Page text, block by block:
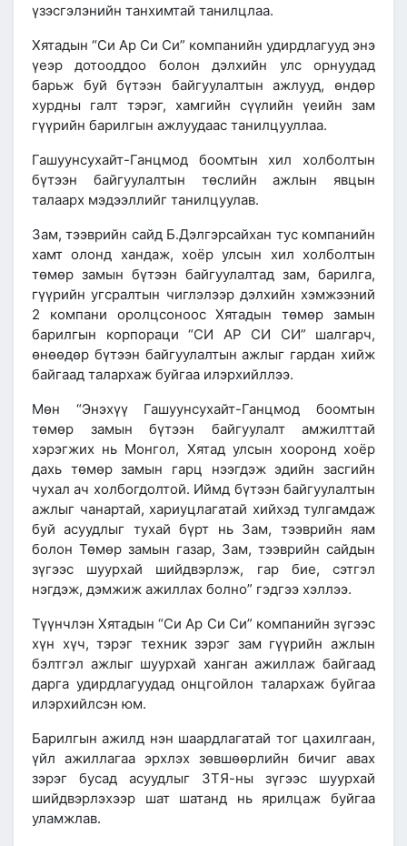
үзэсгэлэнийн танхимтай танилцлаа.
Хятадын “Си Ар Си Си” компанийн удирдлагууд энэ
үеэр дотооддоо болон дэлхийн улс орнуудад
барьж буй бүтээн байгуулалтын ажлууд, өндөр
хурдны галт тэрэг, хамгийн сүүлийн үеийн зам
гүүрийн барилгын ажлуудаас танилцууллаа.
Гашуунсухайт-Ганцмод боомтын хил холболтын
бүтээн байгуулалтын төслийн ажлын явцын
талаарх мэдээллийг танилцуулав.
Зам, тээврийн сайд Б.Дэлгэрсайхан тус компанийн
хамт олонд хандаж, хоёр улсын хил холболтын
төмөр замын бүтээн байгуулалтад зам, барилга,
гүүрийн угсралтын чиглэлээр дэлхийн хэмжээний
2 компани оролцсоноос Хятадын төмөр замын
барилгын корпораци “СИ АР СИ СИ” шалгарч,
өнөөдөр бүтээн байгуулалтын ажлыг гардан хийж
байгаад талархаж буйгаа илэрхийллээ.
Мөн “Энэхүү Гашуунсухайт-Ганцмод боомтын
төмөр замын бүтээн байгуулалт амжилттай
хэрэгжих нь Монгол, Хятад улсын хооронд хоёр
дахь төмөр замын гарц нээгдэж эдийн засгийн
чухал ач холбогдолтой. Иймд бүтээн байгуулалтын
ажлыг чанартай, хариуцлагатай хийхэд тулгамдаж
буй асуудлыг тухай бүрт нь Зам, тээврийн яам
болон Төмөр замын газар, Зам, тээврийн сайдын
зүгээс шуурхай шийдвэрлэж, гар бие, сэтгэл
нэгдэж, дэмжиж ажиллах болно” гэдгээ хэллээ.
Түүнчлэн Хятадын “Си Ар Си Си” компанийн зүгээс
хүн хүч, тэрэг техник зэрэг зам гүүрийн ажлын
бэлтгэл ажлыг шуурхай ханган ажиллаж байгаад
дарга удирдлагуудад онцгойлон талархаж буйгаа
илэрхийлсэн юм.
Барилгын ажилд нэн шаардлагатай тог цахилгаан,
үйл ажиллагаа эрхлэх зөвшөөрлийн бичиг авах
зэрэг бусад асуудлыг ЗТЯ-ны зүгээс шуурхай
шийдвэрлэхээр шат шатанд нь ярилцаж буйгаа
уламжлав.